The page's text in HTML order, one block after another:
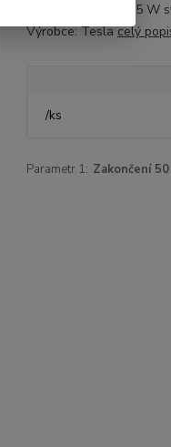
Dovolené zatížení: 5 W
Výrobce: Teslacelý
/ks
Parametr 1: Zakončení